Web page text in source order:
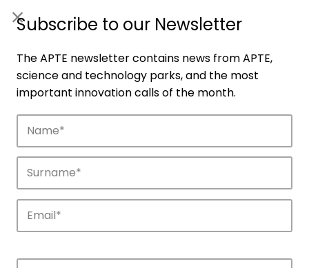
Companies
Discover the companies that drive
Subscribe to our Newsletter
The APTE newsletter contains news from APTE,
science and technology parks, and the most
important innovation calls of the month.